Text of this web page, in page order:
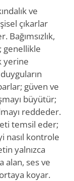
ve
çıkarlar
Bağımsızlık,
genellikle
yerine
güven ve
büyütür;
reddeder.
temsil eder;
nasıl kontrole
yalnızca
alan, ses ve
koyar.